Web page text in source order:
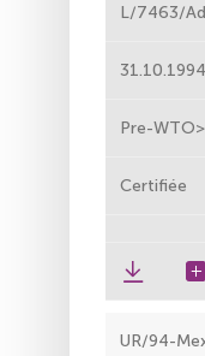
L/7463/
31.10.1994
Pre-
Certifiée
UR/94-